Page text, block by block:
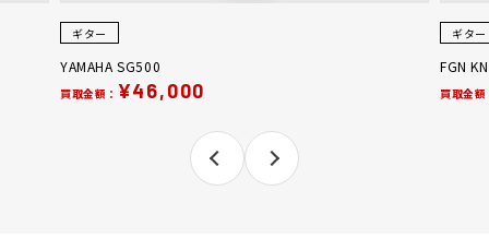
ギター
YAMAHA SG500
買取金額： ¥46,000
ギター
FGN
買取金額